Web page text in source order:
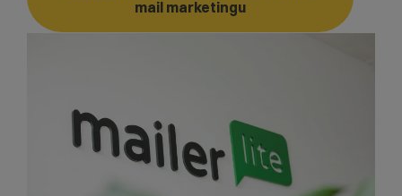
mail marketingu